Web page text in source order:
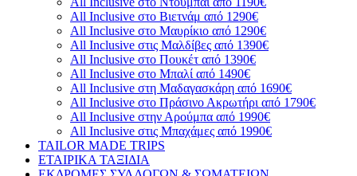
All Inclusive στο Βιετνάμ από 1290€
All Inclusive στο Μαυρίκιο από 1290€
All Inclusive στις Μαλδίβες από 1390€
All Inclusive στο Πουκέτ από 1390€
All Inclusive στο Μπαλί από 1490€
All Inclusive στη Μαδαγασκάρη από 1690€
All Inclusive στο Πράσινο Ακρωτήρι από 1790€
All Inclusive στην Αρούμπα από 1990€
All Inclusive στις Μπαχάμες από 1990€
TAILOR MADE TRIPS
ΕΤΑΙΡΙΚΑ ΤΑΞΙΔΙΑ